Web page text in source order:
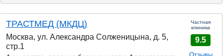
ТРАСТМЕД (МКДЦ)
Москва, ул. Александра Солженицына, д. 5,
стр.1
Частная
клиника
9.5